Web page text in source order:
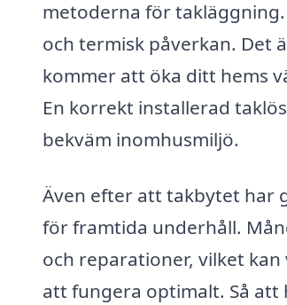
metoderna för
och termisk påverkan. Det
kommer att öka ditt hems
En korrekt installerad
bekväm inomhusmiljö.
Även efter att takbytet har
för framtida underhåll.
och reparationer, vilket
att fungera optimalt. Så